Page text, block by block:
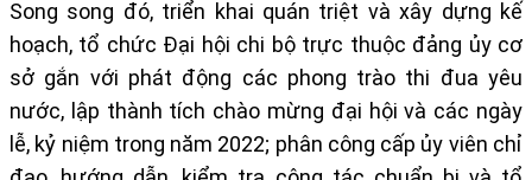
Song song đó, triển khai quán triệt và xây dựng kế
hoạch, tổ chức Đại hội chi bộ trực thuộc đảng ủy cơ
sở gắn với phát động các phong trào thi đua yêu
nước, lập thành tích chào mừng đại hội và các ngày
lễ, kỷ niệm trong năm 2022; phân công cấp ủy viên chỉ